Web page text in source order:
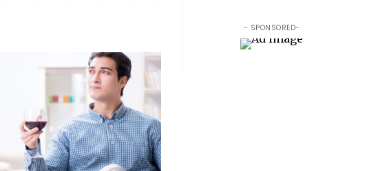
- SPONSORED-